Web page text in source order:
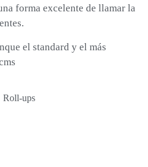
forma excelente de llamar la
el standard y el más